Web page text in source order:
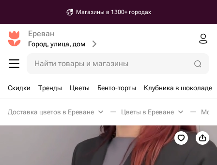
Магазины в 1300+ городах
Ереван
Город, улица, дом
Найти товары и магазины
Скидки Тренды Цветы Бенто-торты Клубника в шоколаде
Доставка цветов в Ереване Цветы в Ереване